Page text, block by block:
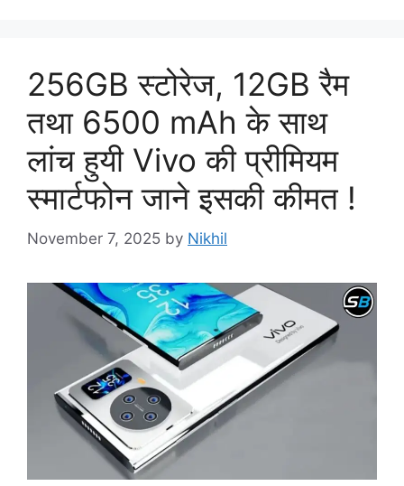
256GB स्टोरेज, 12GB रैम
तथा 6500 mAh के साथ
लांच हुयी Vivo की प्रीमियम
स्मार्टफोन जाने इसकी कीमत !
November 7, 2025 by Nikhil